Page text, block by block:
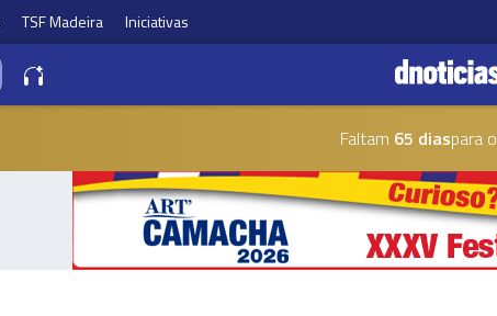
TSF Madeira Iniciativas
Faltam 65 diaspara